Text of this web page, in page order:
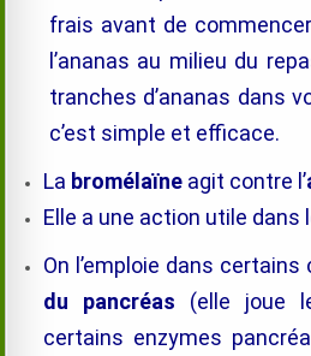
frais avant de
l’ananas au milieu du
tranches d’ananas dans
c’est simple et efficace.
La bromélaïne agit contre l’
Elle a une action utile dans
On l’emploie dans certains
du pancréas (elle joue
certains enzymes